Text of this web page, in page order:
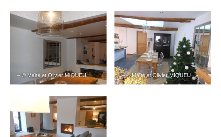
– © Maïté et Olivier MIQUEU – © Maïté et Olivier MIQUEU